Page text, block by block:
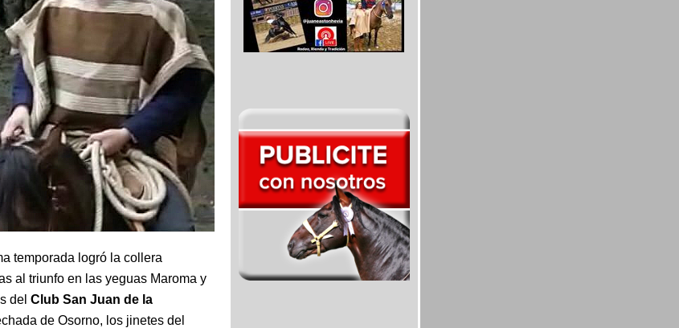
temporada logró la collera
al triunfo en las yeguas Maroma y
del Club San Juan de la
de Osorno, los jinetes del